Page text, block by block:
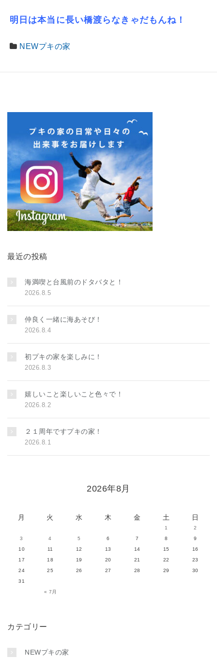
明日は本当に長い橋渡らなきゃだもんね！
NEWプキの家
最近の投稿
海満喫と台風前のドタバタと！
2026.8.5
仲良く一緒に海あそび！
2026.8.4
初プキの家を楽しみに！
2026.8.3
嬉しいこと楽しいこと色々で！
2026.8.2
２１周年ですプキの家！
2026.8.1
2026年8月
月 火 水 木 金 土 日
« 7月
1
2
3
4 5 6 7 8
9
10
11 12 13 14 15
16
17
18 19 20 21 22
23
24
25 26 27 28 29
30
31
カテゴリー
NEWプキの家